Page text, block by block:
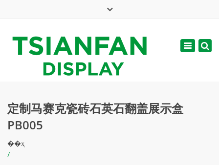
周一 - 周六: 7:00 - 17:00
Toggle
定制马赛克瓷砖石英石翻盖展示盒
PB005
��ҳ
/